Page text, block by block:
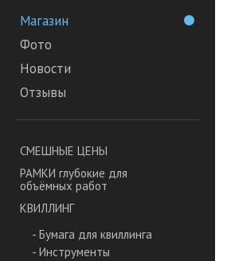
Магазин
Фото
Новости
Отзывы
СМЕШНЫЕ ЦЕНЫ
РАМКИ глубокие для
объёмных работ
КВИЛЛИНГ
- Бумага для квиллинга
- Инструменты